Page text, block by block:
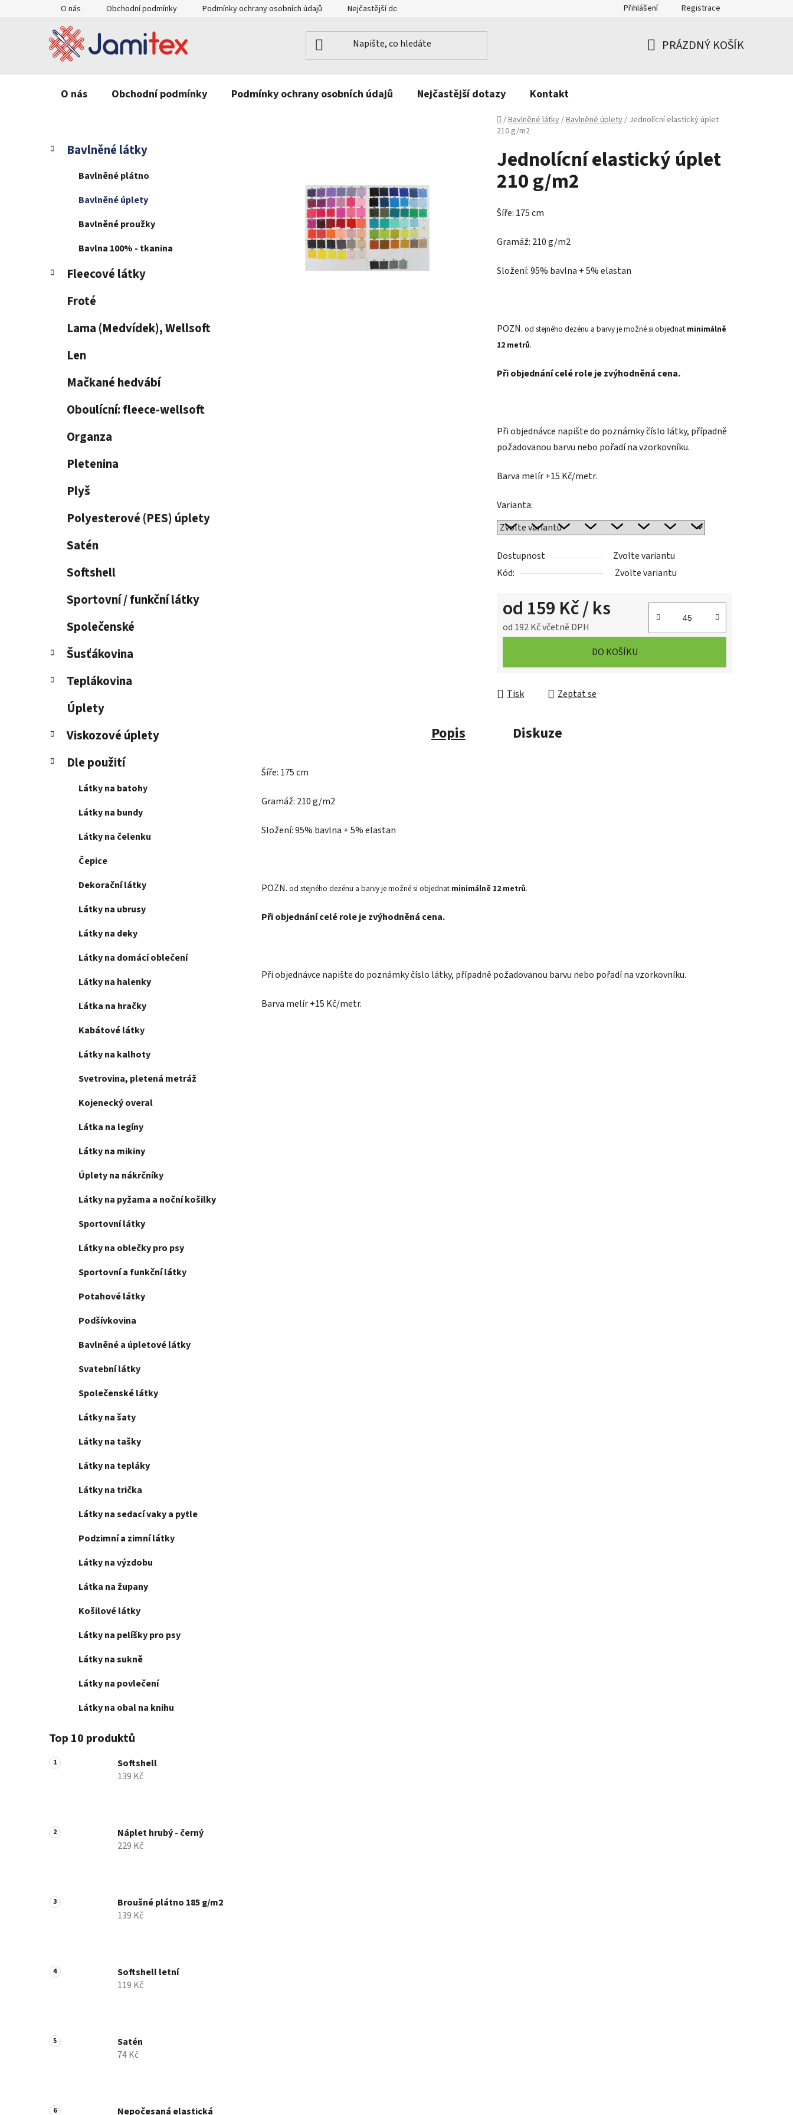
O nás Obchodní podmínky Podmínky ochrany osobních údajů Nejčastější dotazy Přihlášení Registrace
PRÁZDNÝ KOŠÍK
O nás Obchodní podmínky Podmínky ochrany osobních údajů Nejčastější dotazy Kontakt
Domů
/Bavlněné látky/Bavlněné úplety/ Jednolícní elastický úplet
210 g/m2
P
í
p
Přeskočit
kategorie
K
a Bavlněné látky
Bavlněné plátno
Bavlněné úplety
Bavlněné proužky
Bavlna 100% - tkanina
Fleecové látky
Froté
Lama (Medvídek), Wellsoft
Len
Mačkané hedvábí
Oboulícní: fleece-wellsoft
Organza
Pletenina
Plyš
Polyesterové (PES) úplety
Satén
Softshell
Sportovní / funkční látky
Společenské
Šusťákovina
Teplákovina
Úplety
Viskozové úplety
Dle použití
Látky na batohy
Látky na bundy
Látky na čelenku
Čepice
Dekorační látky
Látky na ubrusy
Látky na deky
Látky na domácí oblečení
Látky na halenky
Látka na hračky
Kabátové látky
Látky na kalhoty
Svetrovina, pletená metráž
Kojenecký overal
Látka na legíny
Látky na mikiny
Úplety na nákrčníky
Látky na pyžama a noční košilky
Sportovní látky
Látky na oblečky pro psy
Sportovní a funkční látky
Potahové látky
Podšívkovina
Bavlněné a úpletové látky
Svatební látky
Společenské látky
Látky na šaty
Látky na tašky
Látky na tepláky
Látky na trička
Látky na sedací vaky a pytle
Podzimní a zimní látky
Látky na výzdobu
Látka na župany
Košilové látky
Látky na pelíšky pro psy
Látky na sukně
Látky na povlečení
Látky na obal na knihu
Top 10 produktů
Softshell
139 Kč
Náplet hrubý - černý
229 Kč
Broušné plátno 185 g/m2
139 Kč
Softshell letní
119 Kč
Satén
74 Kč
Nepočesaná elastická
Jednolícní elastický úplet
210 g/m2
Šíře: 175 cm
Gramáž: 210 g/m2
Složení: 95% bavlna + 5% elastan
POZN. od stejného dezénu a barvy je možné si objednat minimálně
12 metrů.
Při objednání celé role je zvýhodněná cena.
Při objednávce napište do poznámky číslo látky, případně
požadovanou barvu nebo pořadí na vzorkovníku.
Barva melír +15 Kč/metr.
Varianta:
Dostupnost
Zvolte variantu
Kód:
Zvolte variantu
od 159 Kč/ ks
od 192 Kčvčetně DPH
DO KOŠÍKU
Tisk Zeptat se
Popis Diskuze
Šíře: 175 cm
Gramáž: 210 g/m2
Složení: 95% bavlna + 5% elastan
POZN. od stejného dezénu a barvy je možné si objednat minimálně 12 metrů.
Při objednání celé role je zvýhodněná cena.
Při objednávce napište do poznámky číslo látky, případně požadovanou barvu nebo pořadí na vzorkovníku.
Barva melír +15 Kč/metr.